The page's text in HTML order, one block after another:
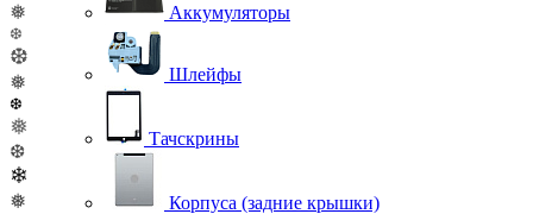
❅
❆
❆
❅
❆
❅
❆
❄
❅
Аккумуляторы
Шлейфы
Тачскрины
Корпуса (задние крышки)